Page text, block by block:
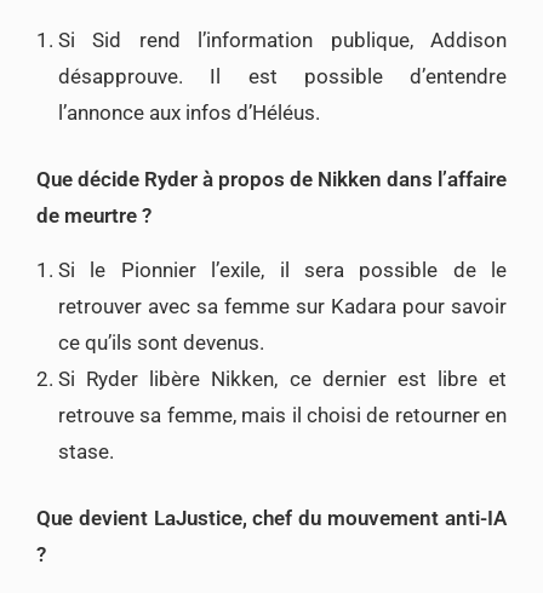
Si Sid rend l’information publique, Addison
désapprouve. Il est possible d’entendre
l’annonce aux infos d’Héléus.
Que décide Ryder à propos de Nikken dans l’affaire
de meurtre ?
Si le Pionnier l’exile, il sera possible de le
retrouver avec sa femme sur Kadara pour savoir
ce qu’ils sont devenus.
Si Ryder libère Nikken, ce dernier est libre et
retrouve sa femme, mais il choisi de retourner en
stase.
Que devient LaJustice, chef du mouvement anti-IA
?